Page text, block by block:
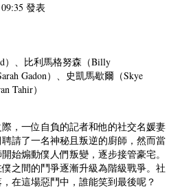
發表
）、比利馬格努森（Billy
Gadon）、史凱馬歇爾（Skye
Tahir）
，一位自負的記者和他的社交名媛妻
請了一名神秘且叛逆的廚師，然而當
始煽動僕人們叛變，逐步接管豪宅。
之間的鬥爭逐漸升級為階級戰爭。社
在這場惡鬥中，誰能笑到最後呢？